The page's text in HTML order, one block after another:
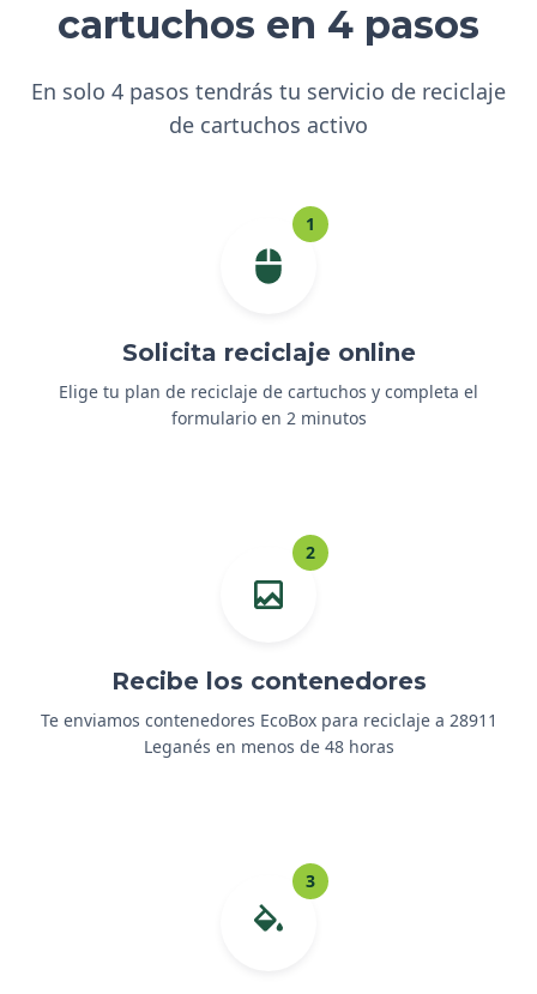
cartuchos en 4 pasos
En solo 4 pasos tendrás tu servicio de reciclaje
de cartuchos activo
1
Solicita reciclaje online
Elige tu plan de reciclaje de cartuchos y completa el
formulario en 2 minutos
2
Recibe los contenedores
Te enviamos contenedores EcoBox para reciclaje a 28911
Leganés en menos de 48 horas
3